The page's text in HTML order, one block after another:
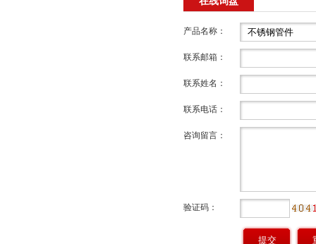
产品名称：
联系邮箱：
联系姓名：
联系电话：
咨询留言：
验证码：